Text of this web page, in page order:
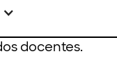
docentes.